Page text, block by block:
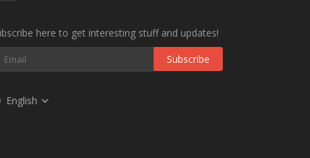
here to get interesting stuff and updates!
Subscribe
English